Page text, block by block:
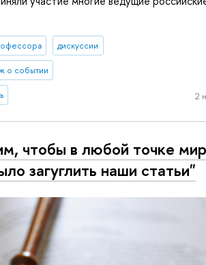
дискуссии
о событии
2
чтобы в любой точке
загуглить наши статьи"